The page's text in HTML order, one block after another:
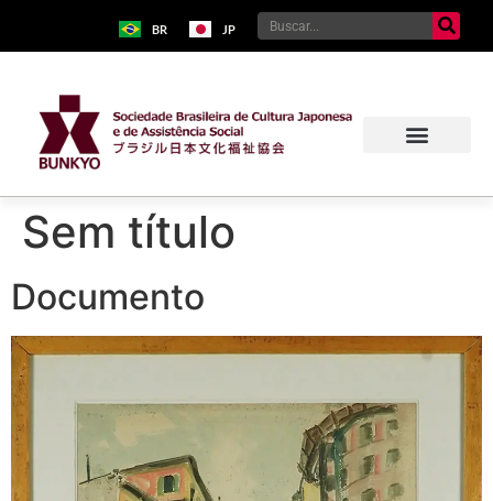
BR JP
Sem título
Documento